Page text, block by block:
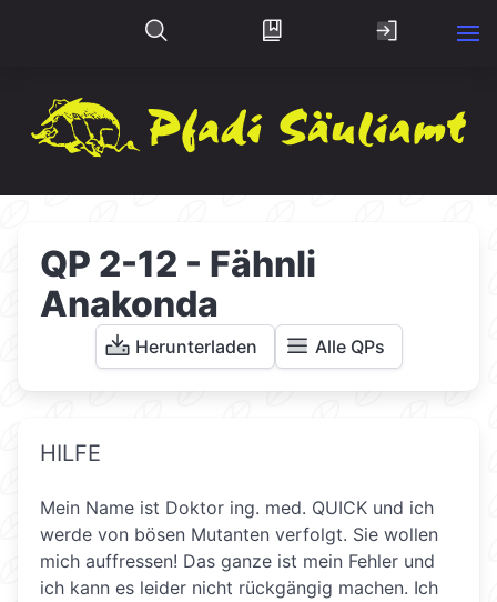
QP 2-12 - Fähnli
Anakonda
Herunterladen Alle QPs
HILFE
Mein Name ist Doktor ing. med. QUICK und ich
werde von bösen Mutanten verfolgt. Sie wollen
mich auffressen! Das ganze ist mein Fehler und
ich kann es leider nicht rückgängig machen. Ich